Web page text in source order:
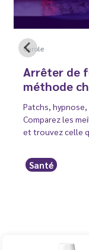
Carole
Arrêter de
méthode
Patchs,
Comparez les
et trouvez celle
Santé